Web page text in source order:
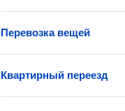
Перевозка вещей
Квартирный переезд